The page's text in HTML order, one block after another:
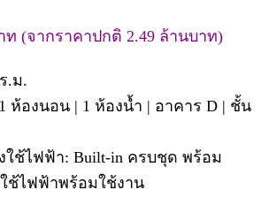
ท (จากราคาปกติ 2.49 ล้านบาท)
.ม.
ห้องนอน | 1 ห้องน้ำ | อาคาร D | ชั้น
ใช้ไฟฟ้า: Built-in ครบชุด พร้อม
ช้ไฟฟ้าพร้อมใช้งาน